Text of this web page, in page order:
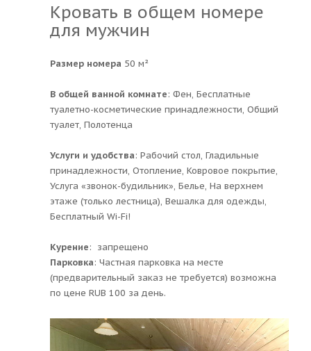
Кровать в общем номере
для мужчин
Размер номера 50 м²
В общей ванной комнате: Фен, Бесплатные
туалетно-косметические принадлежности, Общий
туалет, Полотенца
Услуги и удобства: ​Рабочий стол, Гладильные
принадлежности, Отопление, Ковровое покрытие,
Услуга «звонок-будильник», Белье, На верхнем
этаже (только лестница), Вешалка для одежды,
Бесплатный Wi-Fi!
Курение: ​ запрещено
Парковка: ​Частная парковка на месте
(предварительный заказ не требуется) возможна
по цене RUB 100 за день.